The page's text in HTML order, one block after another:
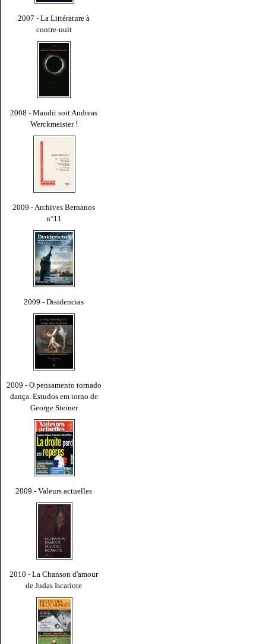
2007 - La Littérature à
contre-nuit
2008 - Maudit soit Andreas
Werckmeister !
2009 - Archives Bernanos
n°11
2009 - Disidencias
2009 - O pensamento tornado
dança. Estudos em torno de
George Steiner
2009 - Valeurs actuelles
2010 - La Chanson d'amour
de Judas Iscariote